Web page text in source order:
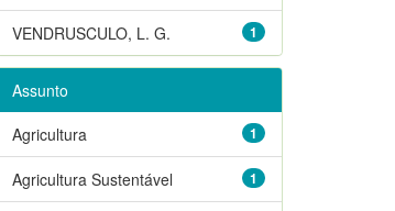
1
VENDRUSCULO, L. G.
Assunto
1
Agricultura
1
Agricultura Sustentável